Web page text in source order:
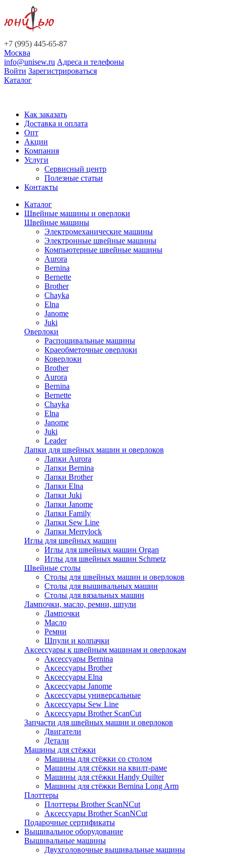
+7 (995) 445-65-87
Москва
info@unisew.ru Адреса и телефоны
Войти Зарегистрироваться
Каталог
Как заказать
Доставка и оплата
Опт
Акции
Компания
Услуги
Сервисный центр
Полезные статьи
Контакты
Каталог
Швейные машины и оверлоки
Швейные машины
Электромеханические машины
Электронные швейные машины
Компьютерные швейные машины
Aurora
Bernina
Bernette
Brother
Chayka
Elna
Janome
Juki
Оверлоки
Распошивальные машины
Краеобметочные оверлоки
Коверлоки
Brother
Aurora
Bernina
Bernette
Chayka
Elna
Janome
Juki
Leader
Лапки для швейных машин и оверлоков
Лапки Aurora
Лапки Bernina
Лапки Brother
Лапки Elna
Лапки Juki
Лапки Janome
Лапки Family
Лапки Sew Line
Лапки Merrylock
Иглы для швейных машин
Иглы для швейных машин Organ
Иглы для швейных машин Schmetz
Швейные столы
Столы для швейных машин и оверлоков
Столы для вышивальных машин
Столы для вязальных машин
Лампочки, масло, ремни, шпули
Лампочки
Масло
Ремни
Шпули и колпачки
Аксессуары к швейным машинам и оверлокам
Аксессуары Bernina
Аксессуары Brother
Аксессуары Elna
Аксессуары Janome
Аксессуары универсальные
Аксессуары Sew Line
Аксессуары Brother ScanCut
Запчасти для швейных машин и оверлоков
Двигатели
Детали
Машины для стёжки
Машины для стёжки со столом
Машины для стёжки на квилт-раме
Машины для стёжки Handy Quilter
Машины для стёжки Bernina Long Arm
Плоттеры
Плоттеры Brother ScanNCut
Аксессуары Brother ScanNCut
Подарочные сертификаты
Вышивальное оборудование
Вышивальные машины
Двухголовочные вышивальные машины